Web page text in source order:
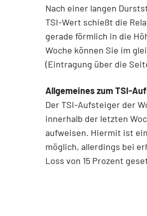
Nach einer langen
TSI-Wert schießt die
gerade förmlich in die
Woche können Sie im
(Eintragung über die
Allgemeines zum TSI-
Der TSI-Aufsteiger der
innerhalb der letzten
aufweisen. Hiermit ist
möglich, allerdings bei
Loss von 15 Prozent